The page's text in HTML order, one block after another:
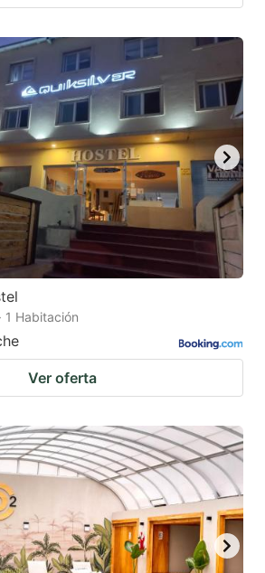
1 Habitación
Ver oferta